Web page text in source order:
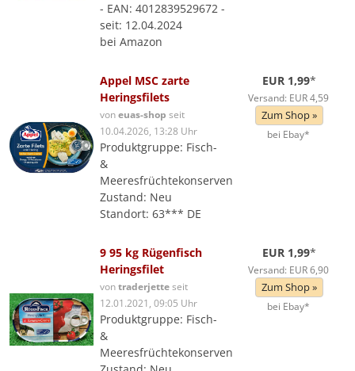
- EAN: 4012839529672 -
seit: 12.04.2024
bei Amazon
Appel MSC zarte
Heringsfilets
voneuas-shop seit
10.04.2026, 13:28 Uhr
Produktgruppe: Fisch-
&
Meeresfrüchtekonserven
Zustand: Neu
Standort: 63*** DE
EUR 1,99*
Versand: EUR 4,59
Zum Shop »
bei Ebay*
9 95 kg Rügenfisch
Heringsfilet
vontraderjetteseit
12.01.2021, 09:05 Uhr
Produktgruppe: Fisch-
&
Meeresfrüchtekonserven
EUR 1,99*
Versand: EUR 6,90
Zum Shop »
bei Ebay*